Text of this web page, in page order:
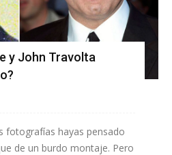
y John Travolta
fotografías hayas pensado
de un burdo montaje. Pero